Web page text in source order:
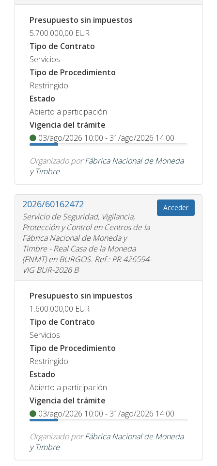
Presupuesto sin impuestos
5.700.000,00 EUR
Tipo de Contrato
Servicios
Tipo de Procedimiento
Restringido
Estado
Abierto a participación
Vigencia del trámite
03/ago/2026 10:00 - 31/ago/2026 14:00
Organizado por Fábrica Nacional de Moneda
y Timbre
2026/60162472
Servicio de Seguridad, Vigilancia,
Protección y Control en Centros de la
Fábrica Nacional de Moneda y
Timbre - Real Casa de la Moneda
(FNMT) en BURGOS. Ref.: PR 426594-
VIG BUR-2026 B
Acceder
Presupuesto sin impuestos
1.600.000,00 EUR
Tipo de Contrato
Servicios
Tipo de Procedimiento
Restringido
Estado
Abierto a participación
Vigencia del trámite
03/ago/2026 10:00 - 31/ago/2026 14:00
Organizado por Fábrica Nacional de Moneda
y Timbre